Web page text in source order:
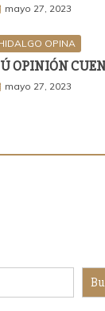
mayo 27, 2023
OPINA
OPINIÓN
mayo 27, 2023